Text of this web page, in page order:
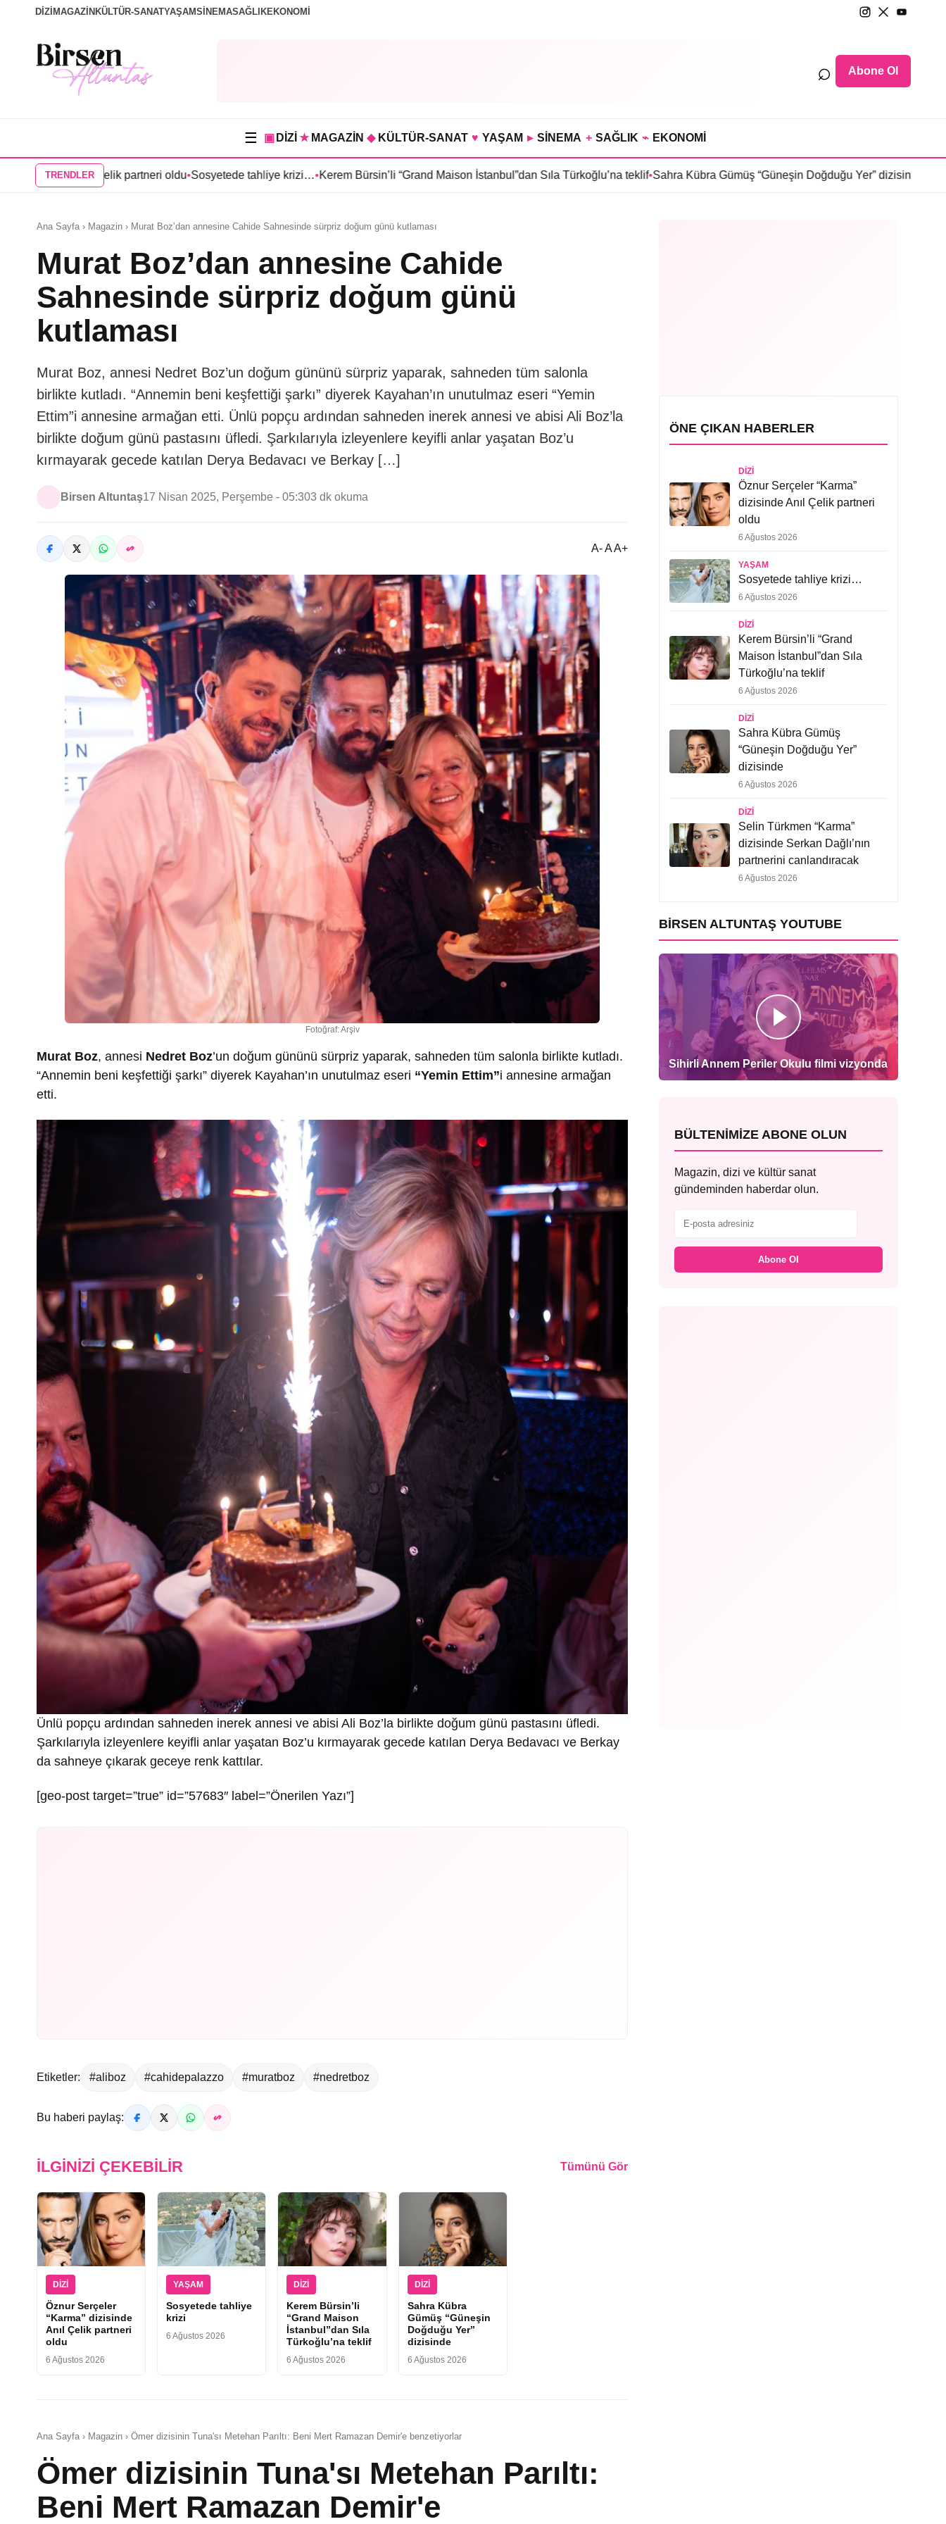
DİZİ MAGAZİN KÜLTÜR-SANATYAŞAMSİNEMASAĞLIKEKONOMİ
⌕ Abone Ol
☰ ▣ DİZİ ★ MAGAZİN ◆ KÜLTÜR-SANAT ♥ YAŞAM ▸ SİNEMA + SAĞLIK ⌁ EKONOMİ
TRENDLER
Anıl Çelik partneri oldu• Sosyetede tahliye krizi… •Kerem Bürsin’li “Grand Maison İstanbul”dan Sıla Türkoğlu’na teklif•Sahra Kübra Gümüş “Güneşin Doğduğu Yer” dizisinde •Selin Türkmen
Ana Sayfa › Magazin › Murat Boz’dan annesine Cahide Sahnesinde sürpriz doğum günü kutlaması
Murat Boz’dan annesine Cahide
Sahnesinde sürpriz doğum günü
kutlaması
Murat Boz, annesi Nedret Boz’un doğum gününü sürpriz yaparak, sahneden tüm salonla
birlikte kutladı. “Annemin beni keşfettiği şarkı” diyerek Kayahan’ın unutulmaz eseri “Yemin
Ettim”i annesine armağan etti. Ünlü popçu ardından sahneden inerek annesi ve abisi Ali Boz’la
birlikte doğum günü pastasını üfledi. Şarkılarıyla izleyenlere keyifli anlar yaşatan Boz’u
kırmayarak gecede katılan Derya Bedavacı ve Berkay […]
Birsen Altuntaş17 Nisan 2025, Perşembe - 05:303 dk okuma
A- A A+
Fotoğraf: Arşiv
Murat Boz, annesi Nedret Boz’un doğum gününü sürpriz yaparak, sahneden tüm salonla birlikte kutladı.
“Annemin beni keşfettiği şarkı” diyerek Kayahan’ın unutulmaz eseri “Yemin Ettim”i annesine armağan
etti.
Ünlü popçu ardından sahneden inerek annesi ve abisi Ali Boz’la birlikte doğum günü pastasını üfledi.
Şarkılarıyla izleyenlere keyifli anlar yaşatan Boz’u kırmayarak gecede katılan Derya Bedavacı ve Berkay
da sahneye çıkarak geceye renk kattılar.
[geo-post target=”true” id=”57683″ label=”Önerilen Yazı”]
Etiketler: #aliboz #cahidepalazzo #muratboz #nedretboz
Bu haberi paylaş:
İLGINIZI ÇEKEBILIR Tümünü Gör
DIZI
Öznur Serçeler
“Karma” dizisinde
Anıl Çelik partneri
oldu
6 Ağustos 2026
YAŞAM
Sosyetede tahliye
krizi
6 Ağustos 2026
DIZI
Kerem Bürsin’li
“Grand Maison
İstanbul”dan Sıla
Türkoğlu’na teklif
6 Ağustos 2026
DIZI
Sahra Kübra
Gümüş “Güneşin
Doğduğu Yer”
dizisinde
6 Ağustos 2026
Ana Sayfa › Magazin › Ömer dizisinin Tuna'sı Metehan Parıltı: Beni Mert Ramazan Demir'e benzetiyorlar
Ömer dizisinin Tuna'sı Metehan Parıltı:
Beni Mert Ramazan Demir'e
ÖNE ÇIKAN HABERLER
DIZI
Öznur Serçeler “Karma”
dizisinde Anıl Çelik partneri
oldu
6 Ağustos 2026
YAŞAM
Sosyetede tahliye krizi…
6 Ağustos 2026
DIZI
Kerem Bürsin’li “Grand
Maison İstanbul”dan Sıla
Türkoğlu’na teklif
6 Ağustos 2026
DIZI
Sahra Kübra Gümüş
“Güneşin Doğduğu Yer”
dizisinde
6 Ağustos 2026
DIZI
Selin Türkmen “Karma”
dizisinde Serkan Dağlı’nın
partnerini canlandıracak
6 Ağustos 2026
BIRSEN ALTUNTAŞ YOUTUBE
Sihirli Annem Periler Okulu filmi vizyonda
BÜLTENIMIZE ABONE OLUN
Magazin, dizi ve kültür sanat
gündeminden haberdar olun.
Abone Ol